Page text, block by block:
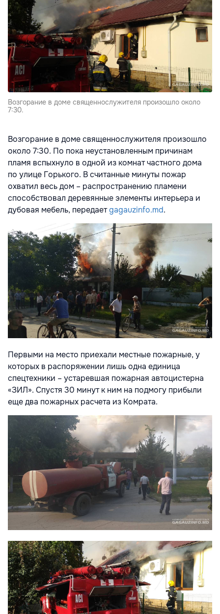
Возгорание в доме священнослужителя произошло около
7:30.
Возгорание в доме священнослужителя произошло
около 7:30. По пока неустановленным причинам
пламя вспыхнуло в одной из комнат частного дома
по улице Горького. В считанные минуты пожар
охватил весь дом – распространению пламени
способствовал деревянные элементы интерьера и
дубовая мебель, передаетgagauzinfo.md.
Первыми на место приехали местные пожарные, у
которых в распоряжении лишь одна единица
спецтехники – устаревшая пожарная автоцистерна
«ЗИЛ». Спустя 30 минут к ним на подмогу прибыли
еще два пожарных расчета из Комрата.